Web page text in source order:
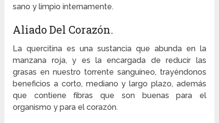
sano y limpio internamente.
Aliado Del Corazón.
La quercitina es una sustancia que abunda en la
manzana roja, y es la encargada de reducir las
grasas en nuestro torrente sanguíneo, trayéndonos
beneficios a corto, mediano y largo plazo, además
que contiene fibras que son buenas para el
organismo y para el corazón.